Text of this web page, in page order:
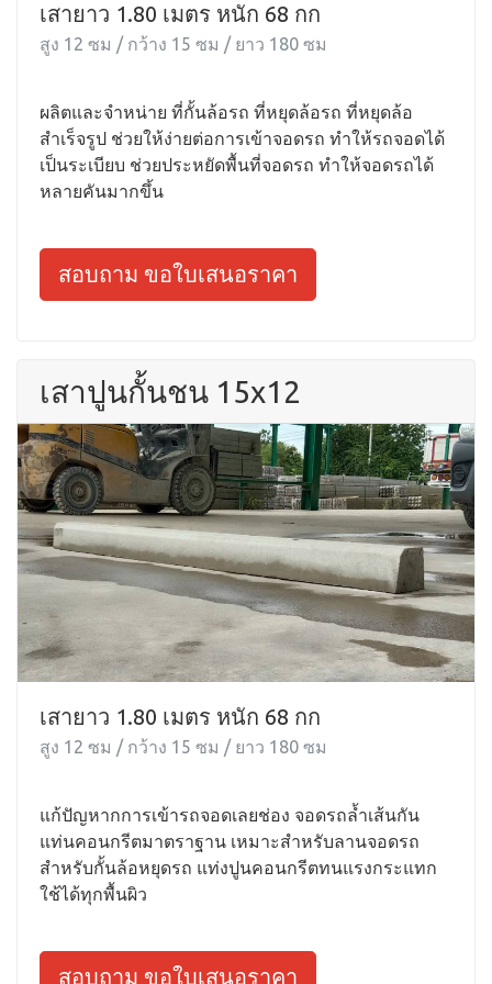
เสายาว 1.80 เมตร หนัก 68 กก
สูง 12 ซม / กว้าง 15 ซม / ยาว 180 ซม
ผลิตและจำหน่าย ที่กั้นล้อรถ ที่หยุดล้อรถ ที่หยุดล้อ
สำเร็จรูป ช่วยให้ง่ายต่อการเข้าจอดรถ ทำให้รถจอดได้
เป็นระเบียบ ช่วยประหยัดพื้นที่จอดรถ ทำให้จอดรถได้
หลายคันมากขึ้น
สอบถาม ขอใบเสนอราคา
เสาปูนกั้นชน 15x12
เสายาว 1.80 เมตร หนัก 68 กก
สูง 12 ซม / กว้าง 15 ซม / ยาว 180 ซม
แก้ปัญหากการเข้ารถจอดเลยช่อง จอดรถล้ำเส้นกัน
แท่นคอนกรีตมาตราฐาน เหมาะสำหรับลานจอดรถ
สำหรับกั้นล้อหยุดรถ แท่งปูนคอนกรีตทนแรงกระแทก
ใช้ได้ทุกพื้นผิว
สอบถาม ขอใบเสนอราคา